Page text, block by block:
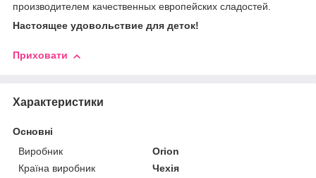
производителем качественных европейских сладостей.
Настоящее удовольствие для деток!
Приховати
Характеристики
Основні
Виробник
Orion
Країна виробник
Чехія